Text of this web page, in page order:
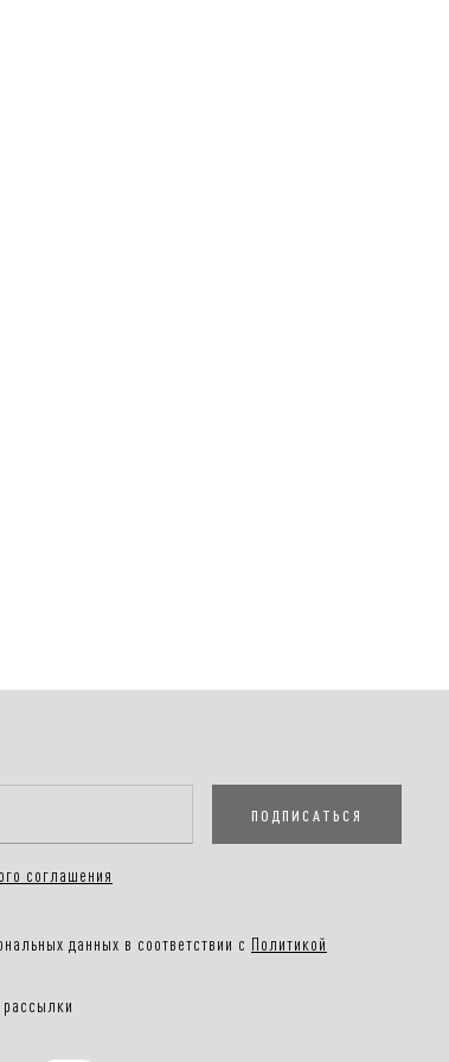
ПОДПИСАТЬСЯ
соглашения
данных в соответствии с Политикой